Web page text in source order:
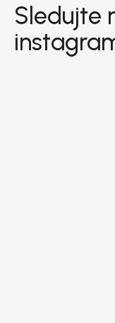
Sledujte